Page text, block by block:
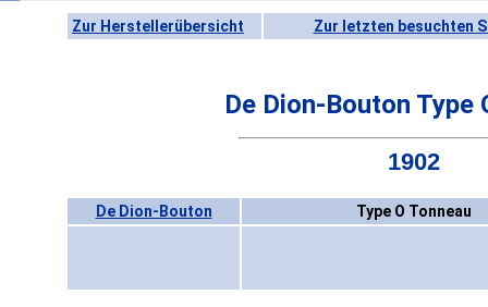
Zur Herstellerübersicht Zur letzten besuchten
De Dion-Bouton Type
1902
De Dion-Bouton Type O Tonneau